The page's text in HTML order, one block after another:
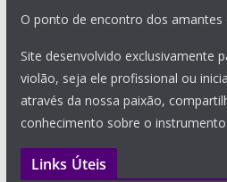
O ponto de encontro dos amantes
Site desenvolvido exclusivamente
violão, seja ele profissional ou
através da nossa paixão,
conhecimento sobre o
Links Úteis